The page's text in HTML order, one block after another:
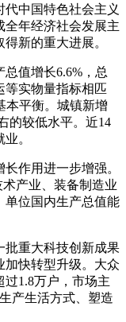
中国特色社会主义
全年经济社会发展主
新的重大进展。
值增长6.6%，总
等实物量指标相匹
本平衡。城镇新增
的较低水平。近14
。
作用进一步增强。
产业、装备制造业
单位国内生产总值能
重大科技创新成果
加快转型升级。大众
1.8万户，市场主
产生活方式、塑造